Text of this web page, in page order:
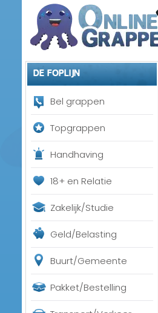
De foplijn
Bel grappen
Topgrappen
Handhaving
18+ en Relatie
Zakelijk/Studie
Geld/Belasting
Buurt/Gemeente
Pakket/Bestelling